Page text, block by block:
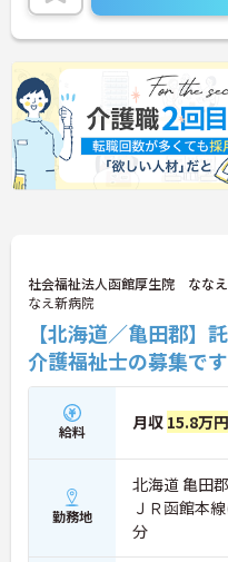
社会福祉法人函館厚生院 なな
なえ新病院
【北海道／亀田郡】
介護福祉士の募集で
給料 月収 15.8万
勤務地
北海道 亀田
ＪＲ函館本
分